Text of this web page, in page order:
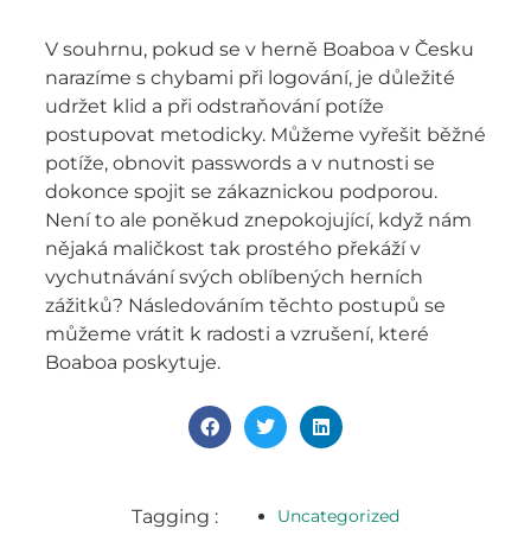
V souhrnu, pokud se v herně Boaboa v Česku
narazíme s chybami při logování, je důležité
udržet klid a při odstraňování potíže
postupovat metodicky. Můžeme vyřešit běžné
potíže, obnovit passwords a v nutnosti se
dokonce spojit se zákaznickou podporou.
Není to ale poněkud znepokojující, když nám
nějaká maličkost tak prostého překáží v
vychutnávání svých oblíbených herních
zážitků? Následováním těchto postupů se
můžeme vrátit k radosti a vzrušení, které
Boaboa poskytuje.
Tagging : Uncategorized